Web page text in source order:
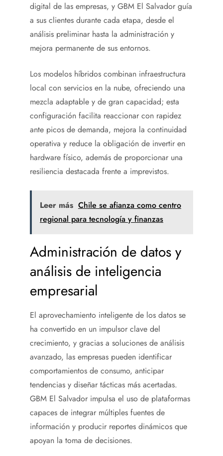
digital de las empresas, y GBM El Salvador guía
a sus clientes durante cada etapa, desde el
análisis preliminar hasta la administración y
mejora permanente de sus entornos.
Los modelos híbridos combinan infraestructura
local con servicios en la nube, ofreciendo una
mezcla adaptable y de gran capacidad; esta
configuración facilita reaccionar con rapidez
ante picos de demanda, mejora la continuidad
operativa y reduce la obligación de invertir en
hardware físico, además de proporcionar una
resiliencia destacada frente a imprevistos.
Leer más Chile se afianza como centro
regional para tecnología y finanzas
Administración de datos y
análisis de inteligencia
empresarial
El aprovechamiento inteligente de los datos se
ha convertido en un impulsor clave del
crecimiento, y gracias a soluciones de análisis
avanzado, las empresas pueden identificar
comportamientos de consumo, anticipar
tendencias y diseñar tácticas más acertadas.
GBM El Salvador impulsa el uso de plataformas
capaces de integrar múltiples fuentes de
información y producir reportes dinámicos que
apoyan la toma de decisiones.